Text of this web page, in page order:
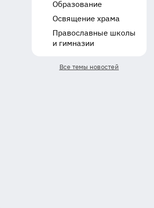
Образование
Освящение храма
Православные школы
и гимназии
Все темы новостей